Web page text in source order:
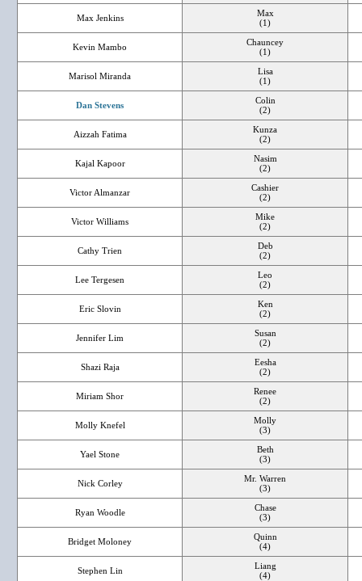
Max Jenkins
Max
(1)
Kevin Mambo
Chauncey
(1)
Marisol Miranda
Lisa
(1)
Dan Stevens
Colin
(2)
Aizzah Fatima
Kunza
(2)
Kajal Kapoor
Nasim
(2)
Victor Almanzar
Cashier
(2)
Victor Williams
Mike
(2)
Cathy Trien
Deb
(2)
Lee Tergesen
Leo
(2)
Eric Slovin
Ken
(2)
Jennifer Lim
Susan
(2)
Shazi Raja
Eesha
(2)
Miriam Shor
Renee
(2)
Molly Knefel
Molly
(3)
Yael Stone
Beth
(3)
Nick Corley
Mr. Warren
(3)
Ryan Woodle
Chase
(3)
Bridget Moloney
Quinn
(4)
Stephen Lin
Liang
(4)